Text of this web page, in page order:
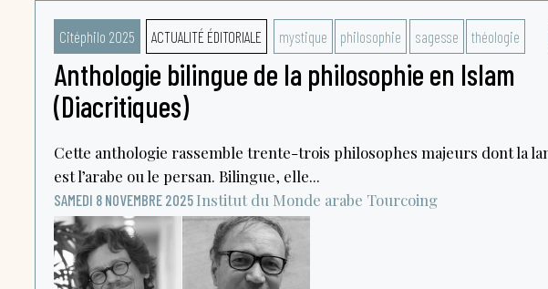
Citéphilo 2025 ACTUALITÉ ÉDITORIALE mystique philosophie sagesse théologie
Anthologie bilingue de la philosophie en Islam
(Diacritiques)
Cette anthologie rassemble trente-trois philosophes majeurs dont la
est l’arabe ou le persan. Bilingue, elle...
SAMEDI 8 NOVEMBRE 2025 Institut du Monde arabe Tourcoing